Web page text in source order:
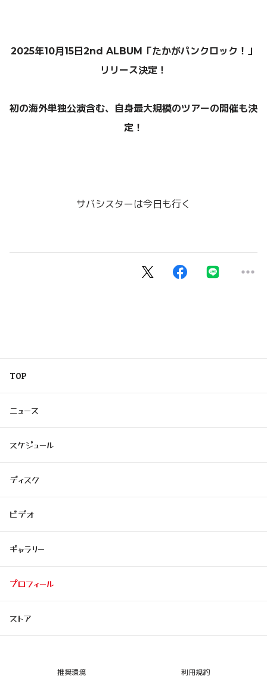
2025年10月15日2nd ALBUM「たかがパンクロック！」
リリース決定！
初の海外単独公演含む、自身最大規模のツアーの開催も決
定！
サバシスターは今日も行く
TOP
ニュース
スケジュール
ディスク
ビデオ
ギャラリー
プロフィール
ストア
推奨環境 利用規約